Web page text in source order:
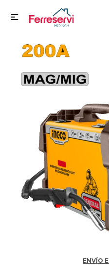

ENVÍO
Herramientas y
Electrodomésticos
Tecnología
Deportes